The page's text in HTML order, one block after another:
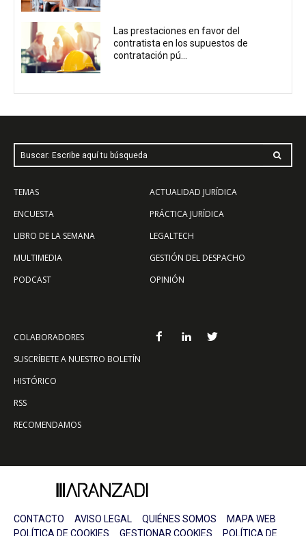
Las prestaciones en favor del
contratista en los supuestos de
contratación pú...
Buscar: Escribe aquí tu búsqueda
TEMAS
ENCUESTA
LIBRO DE LA SEMANA
MULTIMEDIA
PODCAST
ACTUALIDAD JURÍDICA
PRÁCTICA JURÍDICA
LEGALTECH
GESTIÓN DEL DESPACHO
OPINIÓN
COLABORADORES
SUSCRÍBETE A NUESTRO BOLETÍN
HISTÓRICO
RSS
RECOMENDAMOS
CONTACTO AVISO LEGAL QUIÉNES SOMOS
MAPA WEB
POLÍTICA DE COOKIES
GESTIONAR COOKIES POLÍTICA DE